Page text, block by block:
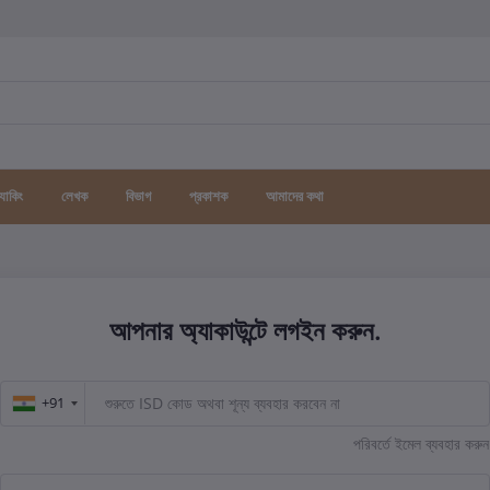
লেখক বিভাগ প্রকাশক আমাদের কথা
আপনার অ্যাকাউন্টে লগইন করুন.
+91
+91
পরিবর্তে ইমেল ব্যবহার করুন